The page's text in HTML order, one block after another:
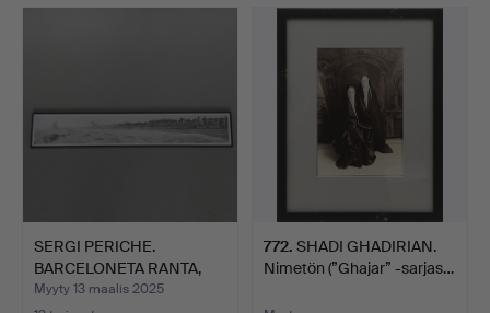
SERGI PERICHE.
BARCELONETA RANTA,
BARCELON…
Myyty 13 maalis 2025
772. SHADI GHADIRIAN.
Nimetön (”Ghajar” -sarjas…